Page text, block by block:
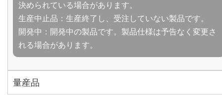
決められている場合があります。
生産中止品：生産終了し、受注していない製品です。
開発中：開発中の製品です。製品仕様は予告なく変更さ
れる場合があります。
量産品